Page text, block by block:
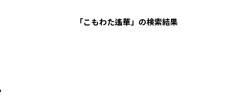
「こもわた遙華」の検索結果